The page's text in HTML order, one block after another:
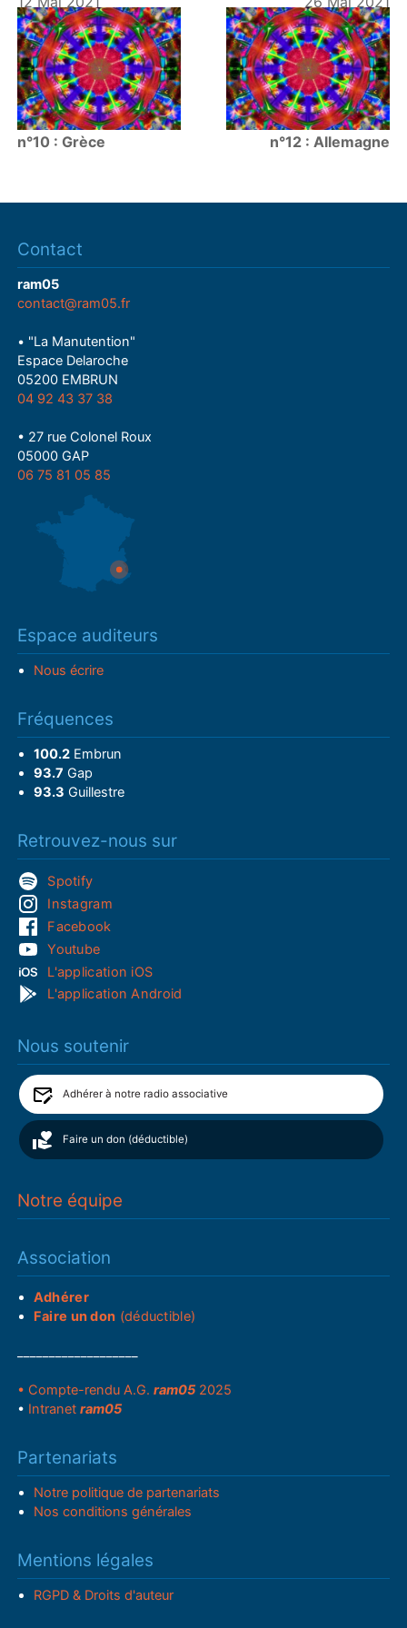
n°10 : Grèce n°12 : Allemagne
Contact
ram05
contact@ram05.fr
• "La Manutention"
Espace Delaroche
05200 EMBRUN
04 92 43 37 38
• 27 rue Colonel Roux
05000 GAP
06 75 81 05 85
Espace auditeurs
Nous écrire
Fréquences
100.2Embrun
93.7 Gap
93.3 Guillestre
Retrouvez-nous sur
Spotify
Instagram
Facebook
Youtube
L'application iOS
L'application Android
Nous soutenir
Adhérer à notre radio associative
Faire un don (déductible)
Notre équipe
Association
Adhérer
Faire un don (déductible)
• Compte-rendu A.G.ram05 2025
• Intranetram05
Partenariats
Notre politique de partenariats
Nos conditions générales
Mentions légales
RGPD & Droits d'auteur